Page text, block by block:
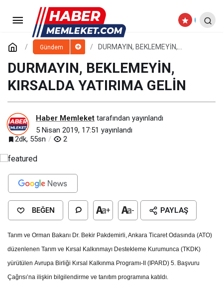
Gündem
DURMAYIN, BEKLEMEYİN,
DURMAYIN, BEKLEMEYİN,
KIRSALDA YATIRIMA GELİN
Haber Memleket tarafından yayınlandı
5 Nisan 2019, 17:51 yayınlandı
2dk, 55sn
2
BEĞEN + - PAYLAŞ
Tarım ve Orman Bakanı Dr. Bekir Pakdemirli, Ankara Ticaret Odasında (ATO)
düzenlenen Tarım ve Kırsal Kalkınmayı Destekleme Kurumunca (TKDK)
yürütülen Avrupa Birliği Kırsal Kalkınma Programı-II (IPARD) 5. Başvuru
Çağrısı’na ilişkin bilgilendirme ve tanıtım programına katıldı.
50 BİN SOSYAL KONUT İÇİN
BAŞVURU SAYISI 587 BİNE ULAŞTI
Yorum Yap